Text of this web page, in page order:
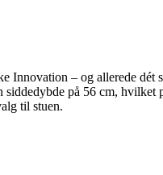
Innovation – og allerede
på 56 cm, hvilket
til stuen.